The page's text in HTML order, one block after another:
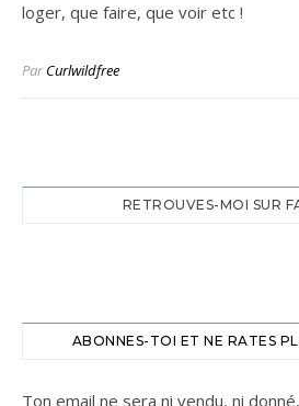
loger, que faire, que voir etc !
ParCurlwildfree
RETROUVES-MOI SUR
ABONNES-TOI ET NE RATES
Ton email ne sera ni vendu, ni